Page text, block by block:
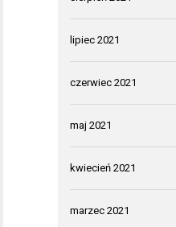
lipiec 2021
czerwiec 2021
maj 2021
kwiecień 2021
marzec 2021